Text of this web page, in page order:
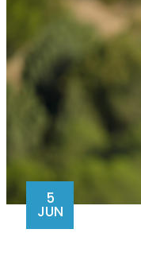
5
JUN